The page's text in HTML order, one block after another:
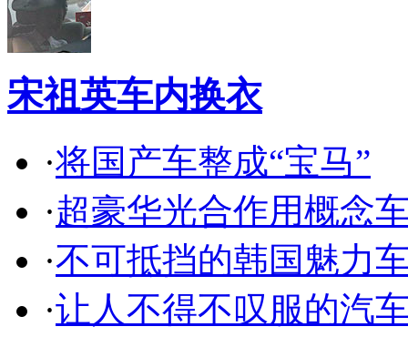
宋祖英车内换衣
·将国产车整成“宝马”
·超豪华光合作用概念
·不可抵挡的韩国魅力
·让人不得不叹服的汽